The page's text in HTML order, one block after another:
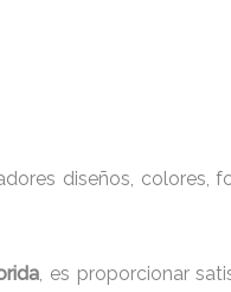
diseños, colores,
, es proporcionar